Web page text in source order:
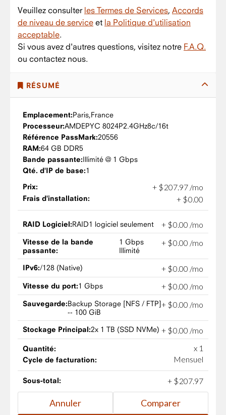
Veuillez consulter les Termes de Services, Accords
de niveau de service et la Politique d'utilisation
acceptable.
Si vous avez d'autres questions, visitez notre F.A.Q.
ou contactez nous.
RÉSUMÉ
Emplacement:Paris,France
Processeur:AMDEPYC 8024P2.4GHz8c/16t
Référence PassMark:20556
RAM:64 GB DDR5
Bande passante:Illimité @ 1 Gbps
Qté. d'IP de base:1
Prix:
+ $207.97 /mo
Frais d'installation: + $0 00
RAID Logiciel:RAID1 logiciel seulement + $0.00 /mo
Vitesse de la bande
passante:
1 Gbps
Illimité
+ $0 00 /mo
IPv6:/128 (Native) + $0 00 /mo
Vitesse du port:1 Gbps + $0.00 /mo
Sauvegarde:Backup Storage [NFS / FTP]
-- 100 GiB
+ $0 00 /mo
Stockage Principal:2x 1 TB (SSD NVMe) + $0 00 /mo
Quantité: x 1
Cycle de facturation: Mensuel
Sous-total: + $207.97